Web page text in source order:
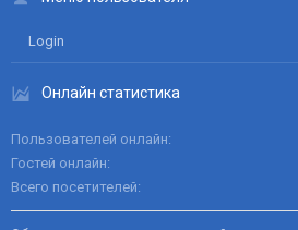
Login
Онлайн статистика
Пользователей онлайн
Гостей онлайн
Всего посетителей